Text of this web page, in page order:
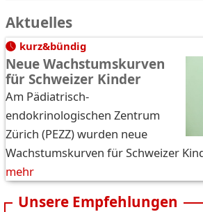
Aktuelles
kurz&bündig
Neue Wachstumskurven
für Schweizer Kinder
Am Pädiatrisch-
endokrinologischen Zentrum
Zürich (PEZZ) wurden neue
Wachstumskurven für Schweizer
mehr
Unsere Empfehlungen